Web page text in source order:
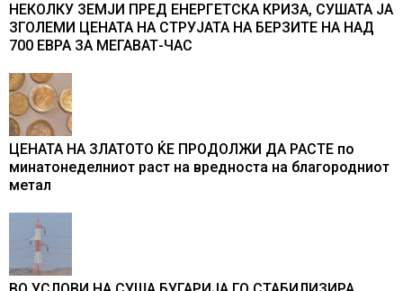
НЕКОЛКУ ЗЕМЈИ ПРЕД ЕНЕРГЕТСКА КРИЗА, СУШАТА ЈА
ЗГОЛЕМИ ЦЕНАТА НА СТРУЈАТА НА БЕРЗИТЕ НА НАД
700 ЕВРА ЗА МЕГАВАТ-ЧАС
ЦЕНАТА НА ЗЛАТОТО ЌЕ ПРОДОЛЖИ ДА РАСТЕ по
минатонеделниот раст на вредноста на благородниот
метал